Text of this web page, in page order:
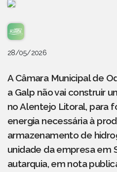
28/05/2026
A Câmara Municipal de
a Galp não vai construir
no Alentejo Litoral, para
energia necessária à
armazenamento de
unidade da empresa em
autarquia, em nota